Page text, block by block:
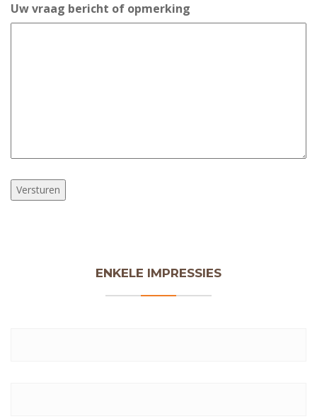
Uw vraag bericht of opmerking
Versturen
ENKELE IMPRESSIES